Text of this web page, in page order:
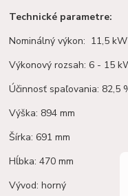
Technické parametre:
Nominálný výkon: 11,5 kW
Výkonový rozsah: 6 - 15
Účinnosť spaľovania: 82,5
Výška: 894 mm
Šírka: 691 mm
Hĺbka: 470 mm
Vývod: horný